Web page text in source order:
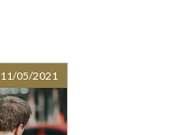
11/05/2021